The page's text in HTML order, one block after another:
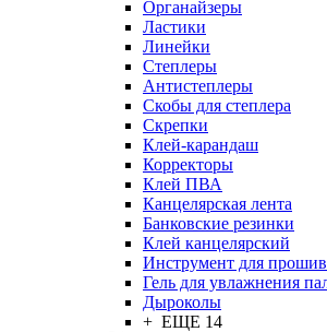
Органайзеры
Ластики
Линейки
Степлеры
Антистеплеры
Скобы для степлера
Скрепки
Клей-карандаш
Корректоры
Клей ПВА
Канцелярская лента
Банковские резинки
Клей канцелярский
Инструмент для
Гель для увлажнения
Дыроколы
+ ЕЩЕ 14